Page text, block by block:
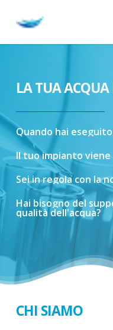
LA TUA ACQUA
Quando hai eseguito
Il tuoimpianto viene
Seiinregola con la
Hai bisognodel
qualitàdell'acqua?
CHI SIAMO